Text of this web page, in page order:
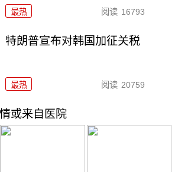
最热 阅读 16793
特朗普宣布对韩国加征关税
最热 阅读 20759
或来自医院